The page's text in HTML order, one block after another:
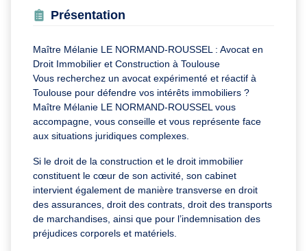
Présentation
Maître Mélanie LE NORMAND-ROUSSEL : Avocat en
Droit Immobilier et Construction à Toulouse
Vous recherchez un avocat expérimenté et réactif à
Toulouse pour défendre vos intérêts immobiliers ?
Maître Mélanie LE NORMAND-ROUSSEL vous
accompagne, vous conseille et vous représente face
aux situations juridiques complexes.
Si le droit de la construction et le droit immobilier
constituent le cœur de son activité, son cabinet
intervient également de manière transverse en droit
des assurances, droit des contrats, droit des transports
de marchandises, ainsi que pour l’indemnisation des
préjudices corporels et matériels.